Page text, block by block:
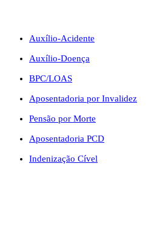
Auxílio-Acidente
Auxílio-Doença
BPC/LOAS
Aposentadoria por Invalidez
Pensão por Morte
Aposentadoria PCD
Indenização Cível